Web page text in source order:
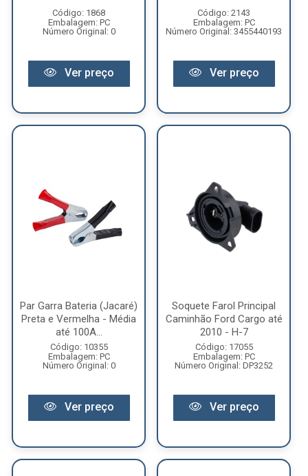
Código: 1868
Embalagem: PC
Número Original: 0
Ver preço
Código: 2143
Embalagem: PC
Número Original: 3455440193
Ver preço
Par Garra Bateria (Jacaré)
Preta e Vermelha - Média
até 100A...
Código: 10355
Embalagem: PC
Número Original: 0
Ver preço
Soquete Farol Principal
Caminhão Ford Cargo até
2010 - H-7
Código: 17055
Embalagem: PC
Número Original: DP3252
Ver preço